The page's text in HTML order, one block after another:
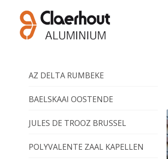
AZ DELTA RUMBEKE
BAELSKAAI OOSTENDE
JULES DE TROOZ BRUSSEL
POLYVALENTE ZAAL KAPELLEN